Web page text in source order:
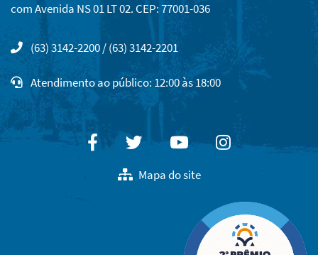
com Avenida NS 01 LT 02. CEP: 77001-036
(63) 3142-2200 / (63) 3142-2201
Atendimento ao público: 12:00 às 18:00
FacebookTwitterYoutubeInstagram
Mapa do site